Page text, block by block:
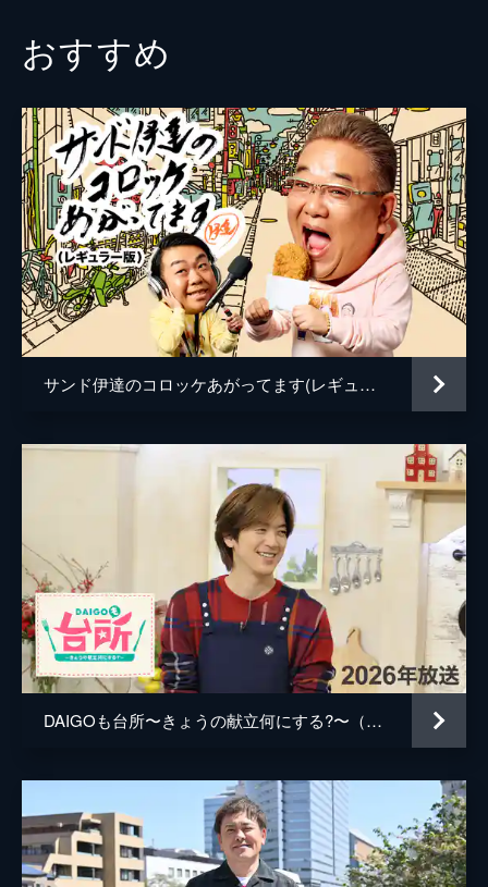
北海道が誇る、日本最大の陸上自衛隊 東千
歳駐屯地が全面協力！EXITが北海道・日本の
#4 “絶対食べたい”北海道グルメ総選挙！
「EXITのハッケン北海道！」放送開始からつ
いに1年！ハッケンしてきた北海道グルメは
なんと100食以上！その中から、ベスト15を
選出。
42分
#5 かねちーが札幌・北区の知られざる魅
力をハッケン！
繁華街・学生街・住宅街と見どころいっぱ
い、札幌・北区！知られざる魅力を探して、
EXIT・兼近大樹が札幌市民にガチの突撃イン
41分
#6 りんたろー。が札幌・北区の知られざ
見どころいっぱいの札幌・北区を舞台に、り
んたろー。が札幌市民に突撃取材！
43分
#7 EXITが苫小牧の知られざる魅力をハッ
ケン！
【台本ナシ】【アポナシ】【忖度ナシ】の完
全ガチ突撃ロケで、苫小牧の「知られざる魅
力」を掘り起こす！
43分
い”魅力をハッケン！
道内屈指の工業都市、物流の要、「ホッキ
貝」をはじめ海産物豊かな港町。果たして2
人の行きつく先は…？
43分
おすすめ
サンド伊達のコロッケあがってます(レギュラー版)
DAIGOも台所〜きょうの献立何にする?〜（2026年放送）